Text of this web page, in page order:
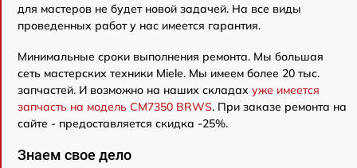
для мастеров не будет новой задачей. На все виды
проведенных работ у нас имеется гарантия.
Минимальные сроки выполнения ремонта. Мы большая
сеть мастерских техники Miele. Мы имеем более 20 тыс.
запчастей. И возможно на наших складах уже имеется
запчасть на модель CM7350 BRWS. При заказе ремонта на
сайте - предоставляется скидка -25%.
Знаем свое дело